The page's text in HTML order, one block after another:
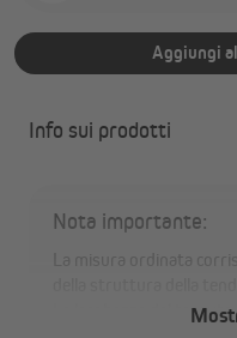
Aggiungi
Info sui prodotti
Nota importante:
La misura ordinata
La larghezza del